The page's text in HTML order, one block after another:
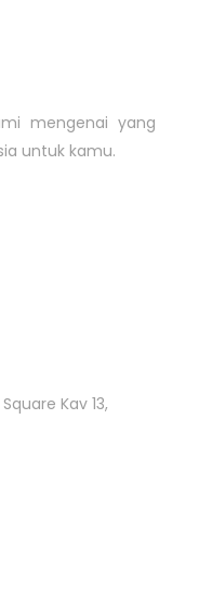
mengenai yang
untuk kamu.
Kav 13,